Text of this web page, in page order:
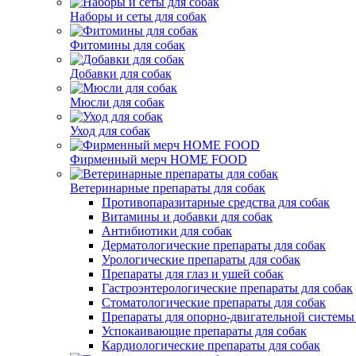
Наборы и сеты для собак
Фитомины для собак
Добавки для собак
Мюсли для собак
Уход для собак
Фирменный мерч HOME FOOD
Ветеринарные препараты для собак
Противопаразитарные средства для собак
Витамины и добавки для собак
Антибиотики для собак
Дерматологические препараты для собак
Урологические препараты для собак
Препараты для глаз и ушей собак
Гастроэнтерологические препараты для собак
Стоматологические препараты для собак
Препараты для опорно-двигательной системы
Успокаивающие препараты для собак
Кардиологические препараты для собак